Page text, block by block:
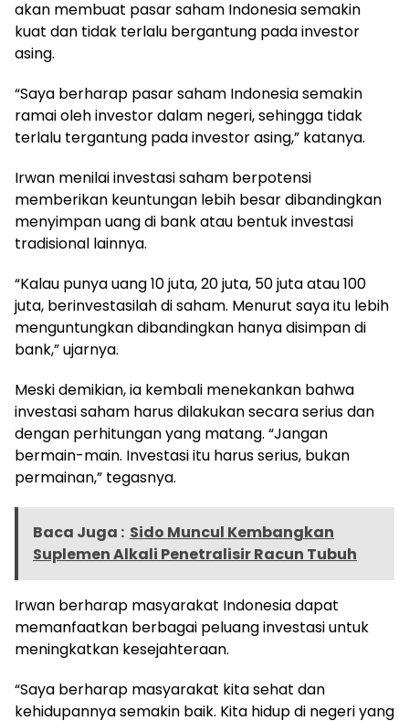
akan membuat pasar saham Indonesia semakin
kuat dan tidak terlalu bergantung pada investor
asing.
“Saya berharap pasar saham Indonesia semakin
ramai oleh investor dalam negeri, sehingga tidak
terlalu tergantung pada investor asing,” katanya.
Irwan menilai investasi saham berpotensi
memberikan keuntungan lebih besar dibandingkan
menyimpan uang di bank atau bentuk investasi
tradisional lainnya.
“Kalau punya uang 10 juta, 20 juta, 50 juta atau 100
juta, berinvestasilah di saham. Menurut saya itu lebih
menguntungkan dibandingkan hanya disimpan di
bank,” ujarnya.
Meski demikian, ia kembali menekankan bahwa
investasi saham harus dilakukan secara serius dan
dengan perhitungan yang matang. “Jangan
bermain-main. Investasi itu harus serius, bukan
permainan,” tegasnya.
Baca Juga : Sido Muncul Kembangkan
Suplemen Alkali Penetralisir Racun Tubuh
Irwan berharap masyarakat Indonesia dapat
memanfaatkan berbagai peluang investasi untuk
meningkatkan kesejahteraan.
“Saya berharap masyarakat kita sehat dan
kehidupannya semakin baik. Kita hidup di negeri yang